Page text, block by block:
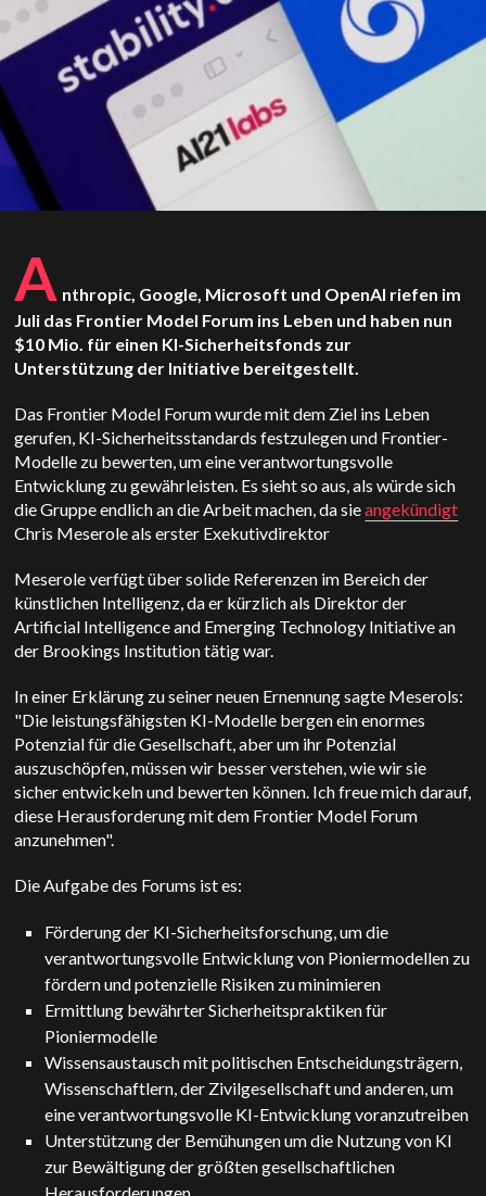
A nthropic, Google, Microsoft und OpenAI riefen im
Juli das Frontier Model Forum ins Leben und haben nun
$10 Mio. für einen KI-Sicherheitsfonds zur
Unterstützung der Initiative bereitgestellt.
Das Frontier Model Forum wurde mit dem Ziel ins Leben
gerufen, KI-Sicherheitsstandards festzulegen und Frontier-
Modelle zu bewerten, um eine verantwortungsvolle
Entwicklung zu gewährleisten. Es sieht so aus, als würde sich
die Gruppe endlich an die Arbeit machen, da sieangekündigt
Chris Meserole als erster Exekutivdirektor
Meserole verfügt über solide Referenzen im Bereich der
künstlichen Intelligenz, da er kürzlich als Direktor der
Artificial Intelligence and Emerging Technology Initiative an
der Brookings Institution tätig war.
In einer Erklärung zu seiner neuen Ernennung sagte Meserols:
"Die leistungsfähigsten KI-Modelle bergen ein enormes
Potenzial für die Gesellschaft, aber um ihr Potenzial
auszuschöpfen, müssen wir besser verstehen, wie wir sie
sicher entwickeln und bewerten können. Ich freue mich darauf,
diese Herausforderung mit dem Frontier Model Forum
anzunehmen".
Die Aufgabe des Forums ist es:
Förderung der KI-Sicherheitsforschung, um die
verantwortungsvolle Entwicklung von Pioniermodellen zu
fördern und potenzielle Risiken zu minimieren
Ermittlung bewährter Sicherheitspraktiken für
Pioniermodelle
Wissensaustausch mit politischen Entscheidungsträgern,
Wissenschaftlern, der Zivilgesellschaft und anderen, um
eine verantwortungsvolle KI-Entwicklung voranzutreiben
Unterstützung der Bemühungen um die Nutzung von KI
zur Bewältigung der größten gesellschaftlichen